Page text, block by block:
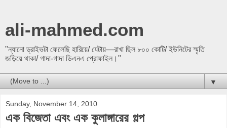
ali-mahmed.com
"ন্যানো ড্রাইভটা ফেলেছি হারিয়ে/ যেটায়—রাখা ছিল ৮০০ কোটি/ ইউনিটের স্মৃতি
জড়িয়ে থাকা/ গাদা-গাদা ডিএনএ প্রোফাইল।"
▼
Sunday, November 14, 2010
এক বিজেতা এবং এক কুলাঙ্গারের গল্প